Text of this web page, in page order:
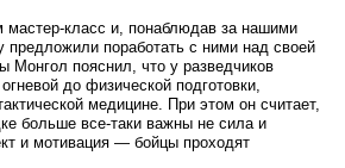
мастер-класс и, понаблюдав за нашими
предложили поработать с ними над своей
Монгол пояснил, что у разведчиков
до физической подготовки,
медицине. При этом он считает,
больше все-таки важны не сила и
и мотивация — бойцы проходят